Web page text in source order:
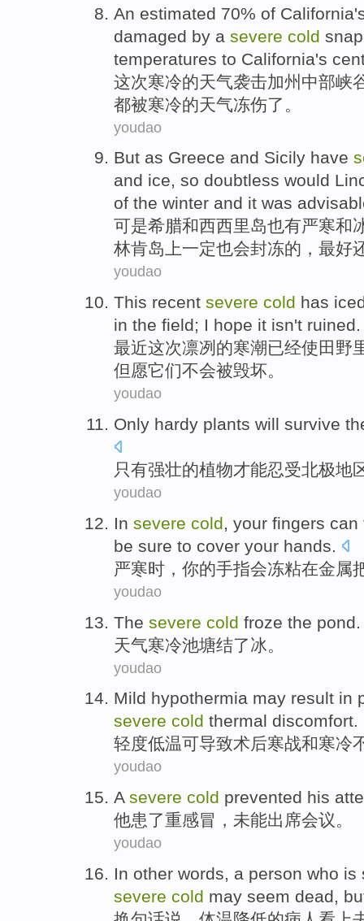
An estimated 70% of California
damaged by a severe cold snap
temperatures to California's
这次寒冷的天气袭击加州 中部峡
都被寒冷的天气冻伤了。
youdao
But as Greece and Sicily have
and ice, so doubtless would
of the winter and it was
可是希腊和西西里岛也有严寒和
林肯岛上一定也会封冻的 ，最好
youdao
This recent severe cold has
in the field; I hope it isn't ruined.
最近这次凛冽 的寒潮已经使田野
但愿它们不会被毁坏。
youdao
Only hardy plants will survive
只有强壮的植物才能忍受北极地
youdao
In severe cold, your fingers can
be sure to cover your hands.
严寒时， 你的手指会冻粘在金属
youdao
The severe cold froze the pond.
天气寒冷池塘结了冰 。
youdao
Mild hypothermia may result in
severe cold thermal discomfort.
轻度低温可导致术后寒战和寒冷
youdao
A severe cold prevented his
他患了重感冒 ，未能出席会议。
youdao
In other words, a person who is
severe cold may seem dead,